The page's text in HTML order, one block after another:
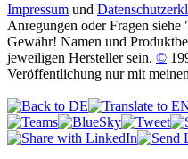
Impressum und
Anregungen oder Fragen siehe
Gewähr! Namen und
jeweiligen Hersteller sein. ©
Veröffentlichung nur mit